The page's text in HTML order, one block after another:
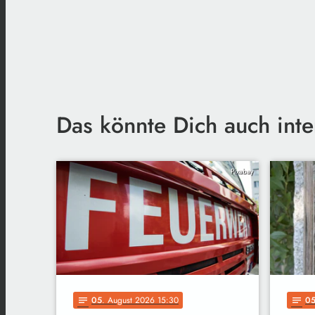
Das könnte Dich auch
Pixabay
notes 05. August 2026 15:30 notes 05